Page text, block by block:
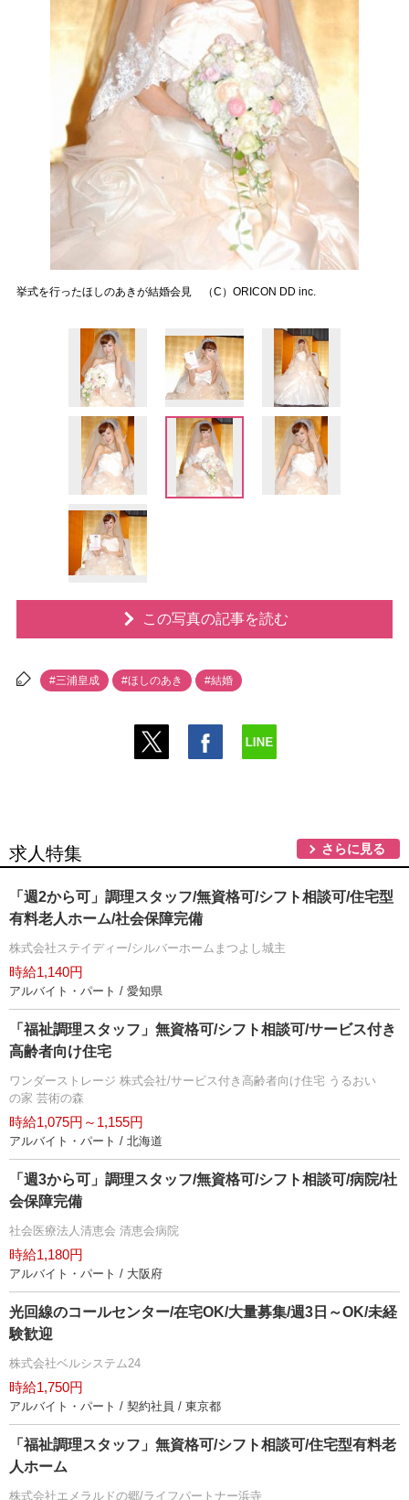
挙式を行ったほしのあきが結婚会見 （C）ORICON DD inc.
この写真の記事を読む
#三浦皇成 #ほしのあき #結婚
求人特集 さらに見る
「週2から可」調理スタッフ/無資格可/シフト相談可/住宅型
有料老人ホーム/社会保障完備
株式会社ステイディー/シルバーホームまつよし城主
時給1,140円
アルバイト・パート / 愛知県
「福祉調理スタッフ」無資格可/シフト相談可/サービス付き
高齢者向け住宅
ワンダーストレージ 株式会社/サービス付き高齢者向け住宅 うるおい
の家 芸術の森
時給1,075円～1,155円
アルバイト・パート / 北海道
「週3から可」調理スタッフ/無資格可/シフト相談可/病院/社
会保障完備
社会医療法人清恵会 清恵会病院
時給1,180円
アルバイト・パート / 大阪府
光回線のコールセンター/在宅OK/大量募集/週3日～OK/未経
験歓迎
株式会社ベルシステム24
時給1,750円
アルバイト・パート / 契約社員 / 東京都
「福祉調理スタッフ」無資格可/シフト相談可/住宅型有料老
人ホーム
株式会社エメラルドの郷/ライフパートナー浜寺